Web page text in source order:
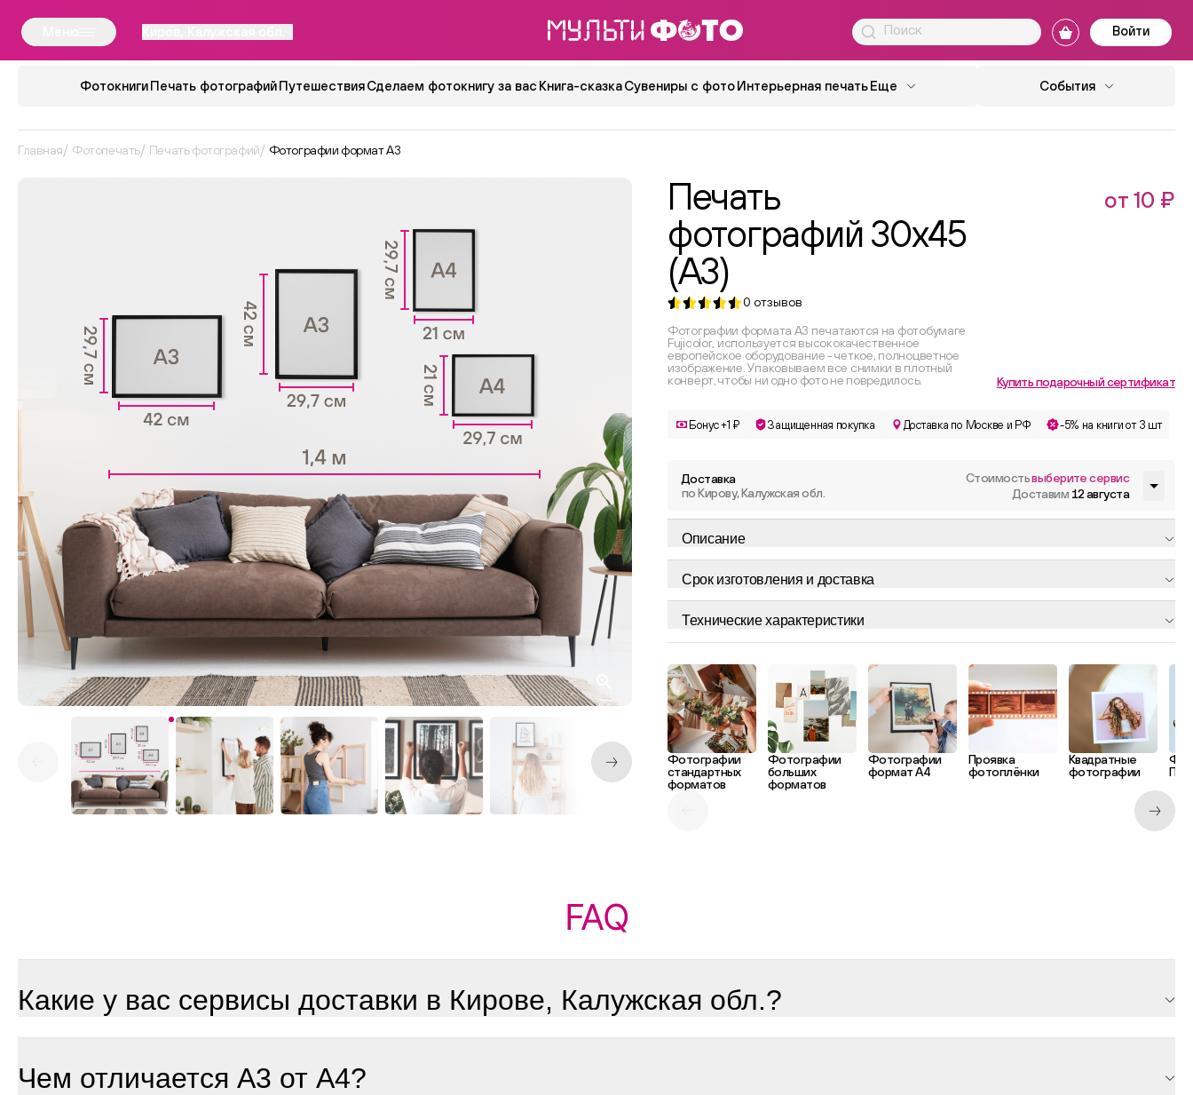
Войти
Фотокниги Печать фотографий Путешествия Сделаем фотокнигу за вас Книга-сказка Сувениры с фото Интерьерная печать Еще События
Главная Фотопечать Печать фотографий Фотографии формат А3
Печать
фотографий 30x45
(А3)
от 10 ₽
0 отзывов
Фотографии формата А3 печатаются на фотобумаге
Fujicolor, используется высококачественное
европейское оборудование - четкое, полноцветное
изображение. Упаковываем все снимки в плотный
конверт, чтобы ни одно фото не повредилось.
Купить подарочный сертификат
Бонус +1 ₽ Защищенная покупка Доставка по Москве и РФ -5% на книги от 3 шт
Доставка
по Кирову, Калужская обл.
Стоимостьвыберите сервис
Доставим 12 августа
Описание
Срок изготовления и доставка
Технические характеристики
Фотографии
стандартных
форматов
Фотографии
больших
форматов
Фотографии
формат А4
Проявка
фотоплёнки
Квадратные
фотографии
FAQ
Какие у вас сервисы доставки в Кирове, Калужская обл.?
Чем отличается А3 от А4?